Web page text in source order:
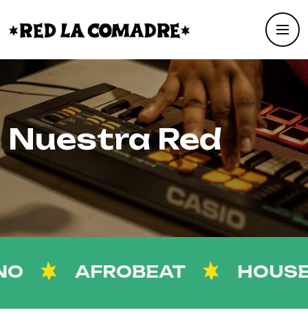
Nuestra Red
AFROBEAT HOUSE